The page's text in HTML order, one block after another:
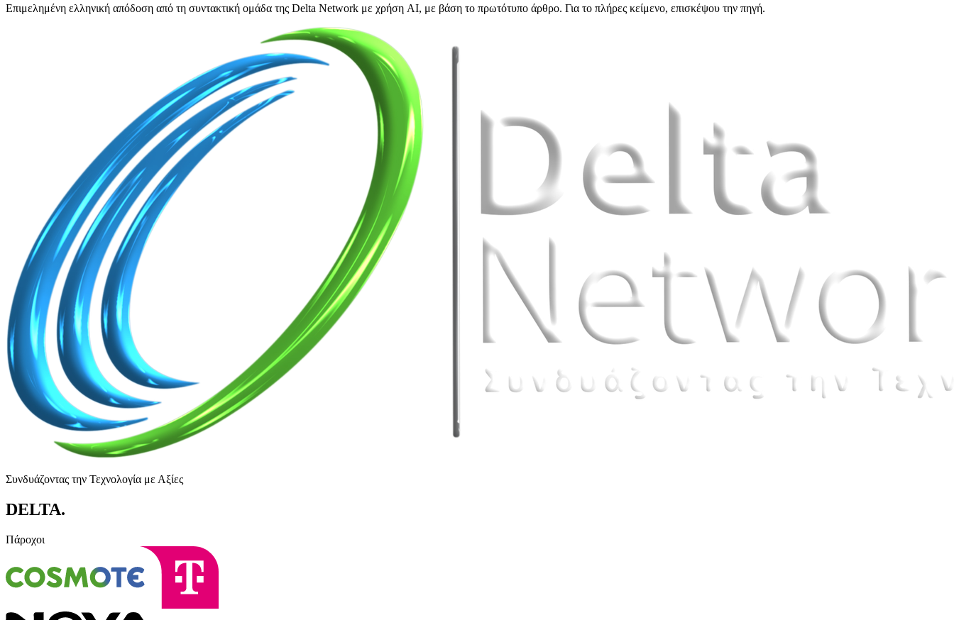
Επιμελημένη ελληνική απόδοση από τη συντακτική ομάδα της Delta Network με χρήση AI, με βάση το πρωτότυπο άρθρο. Για το πλήρες κείμενο, επισκέψου την πηγή.
Συνδυάζοντας την Τεχνολογία με Αξίες
DELTA.
Πάροχοι